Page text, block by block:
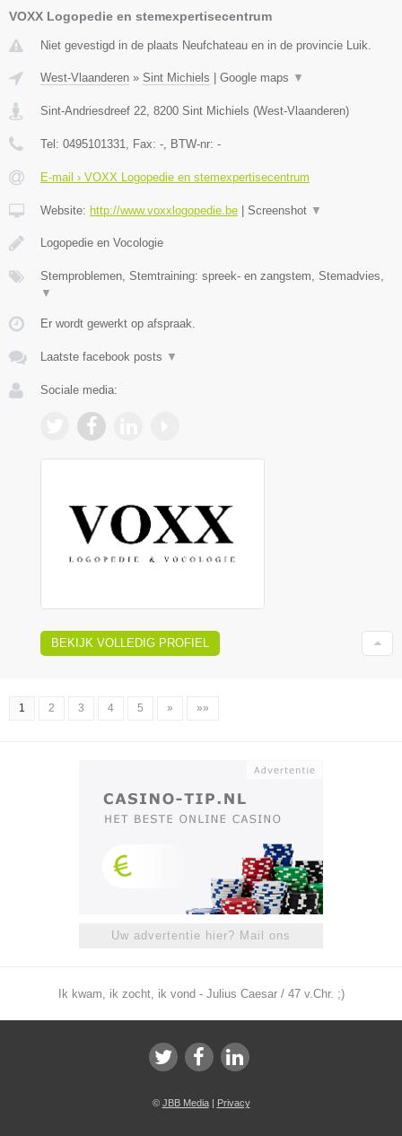
VOXX Logopedie en stemexpertisecentrum
Niet gevestigd in de plaats Neufchateau en in de provincie Luik.
West-Vlaanderen » Sint Michiels Google maps ▼
Sint-Andriesdreef 22, 8200 Sint Michiels (West-Vlaanderen)
Tel: 0495101331, Fax: -, BTW-nr: -
E-mail › VOXX Logopedie en stemexpertisecentrum
Website: http://www.voxxlogopedie.be Screenshot ▼
Logopedie en Vocologie
Stemproblemen, Stemtraining: spreek- en zangstem, Stemadvies,
▼
Er wordt gewerkt op afspraak.
Laatste facebook posts ▼
Sociale media:
BEKIJK VOLLEDIG PROFIEL
1 2 3 4 5 » »»
Uw advertentie hier? Mail ons
Ik kwam, ik zocht, ik vond - Julius Caesar / 47 v.Chr. ;)
© JBB Media| Privacy